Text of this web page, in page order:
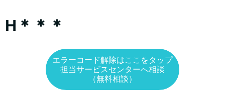
H＊＊＊
エラーコード解除はここをタップ
担当サービスセンターへ相談
（無料相談）